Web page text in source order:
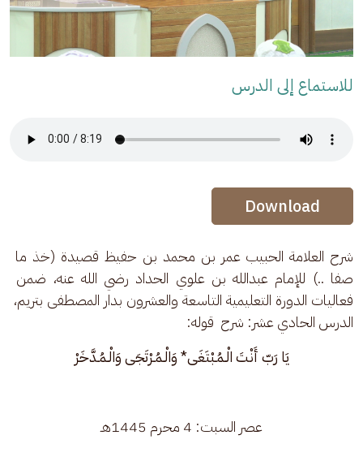
للاستماع إلى الدرس
Audio Stream
Audio Stream
Download
شرح العلامة الحبيب عمر بن محمد بن حفيظ قصيدة (خذ ما
صفا ..) للإمام عبدالله بن علوي الحداد رضي الله عنه، ضمن
فعاليات الدورة التعليمية التاسعة والعشرون بدار المصطفى بتريم،
الدرس الحادي عشر: شرح  قوله:
يَا رَبّ أَنْتَ الْـمُـبْتَغَى* وَالْـمُـرْتَجَى وَالْـمُـدَّخَرْ
عصر السبت: 4 محرم 1445هـ